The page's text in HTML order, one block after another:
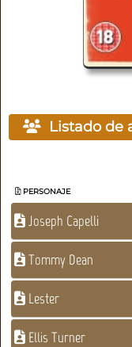
Listado de
PERSONAJE
Joseph Capelli
Tommy Dean
Lester
Ellis Turner